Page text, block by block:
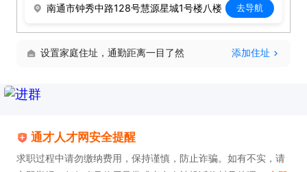
南通市钟秀中路128号慧源星城1号楼八楼 去导航
设置家庭住址，通勤距离一目了然 添加住址
通才人才网安全提醒
求职过程中请勿缴纳费用，保持谨慎，防止诈骗。如有不实，请